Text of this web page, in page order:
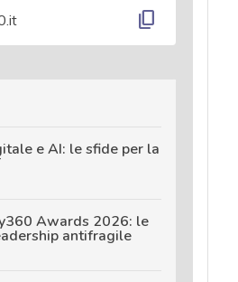
content_copy
e AI: le sfide per la
Awards 2026: le
antifragile